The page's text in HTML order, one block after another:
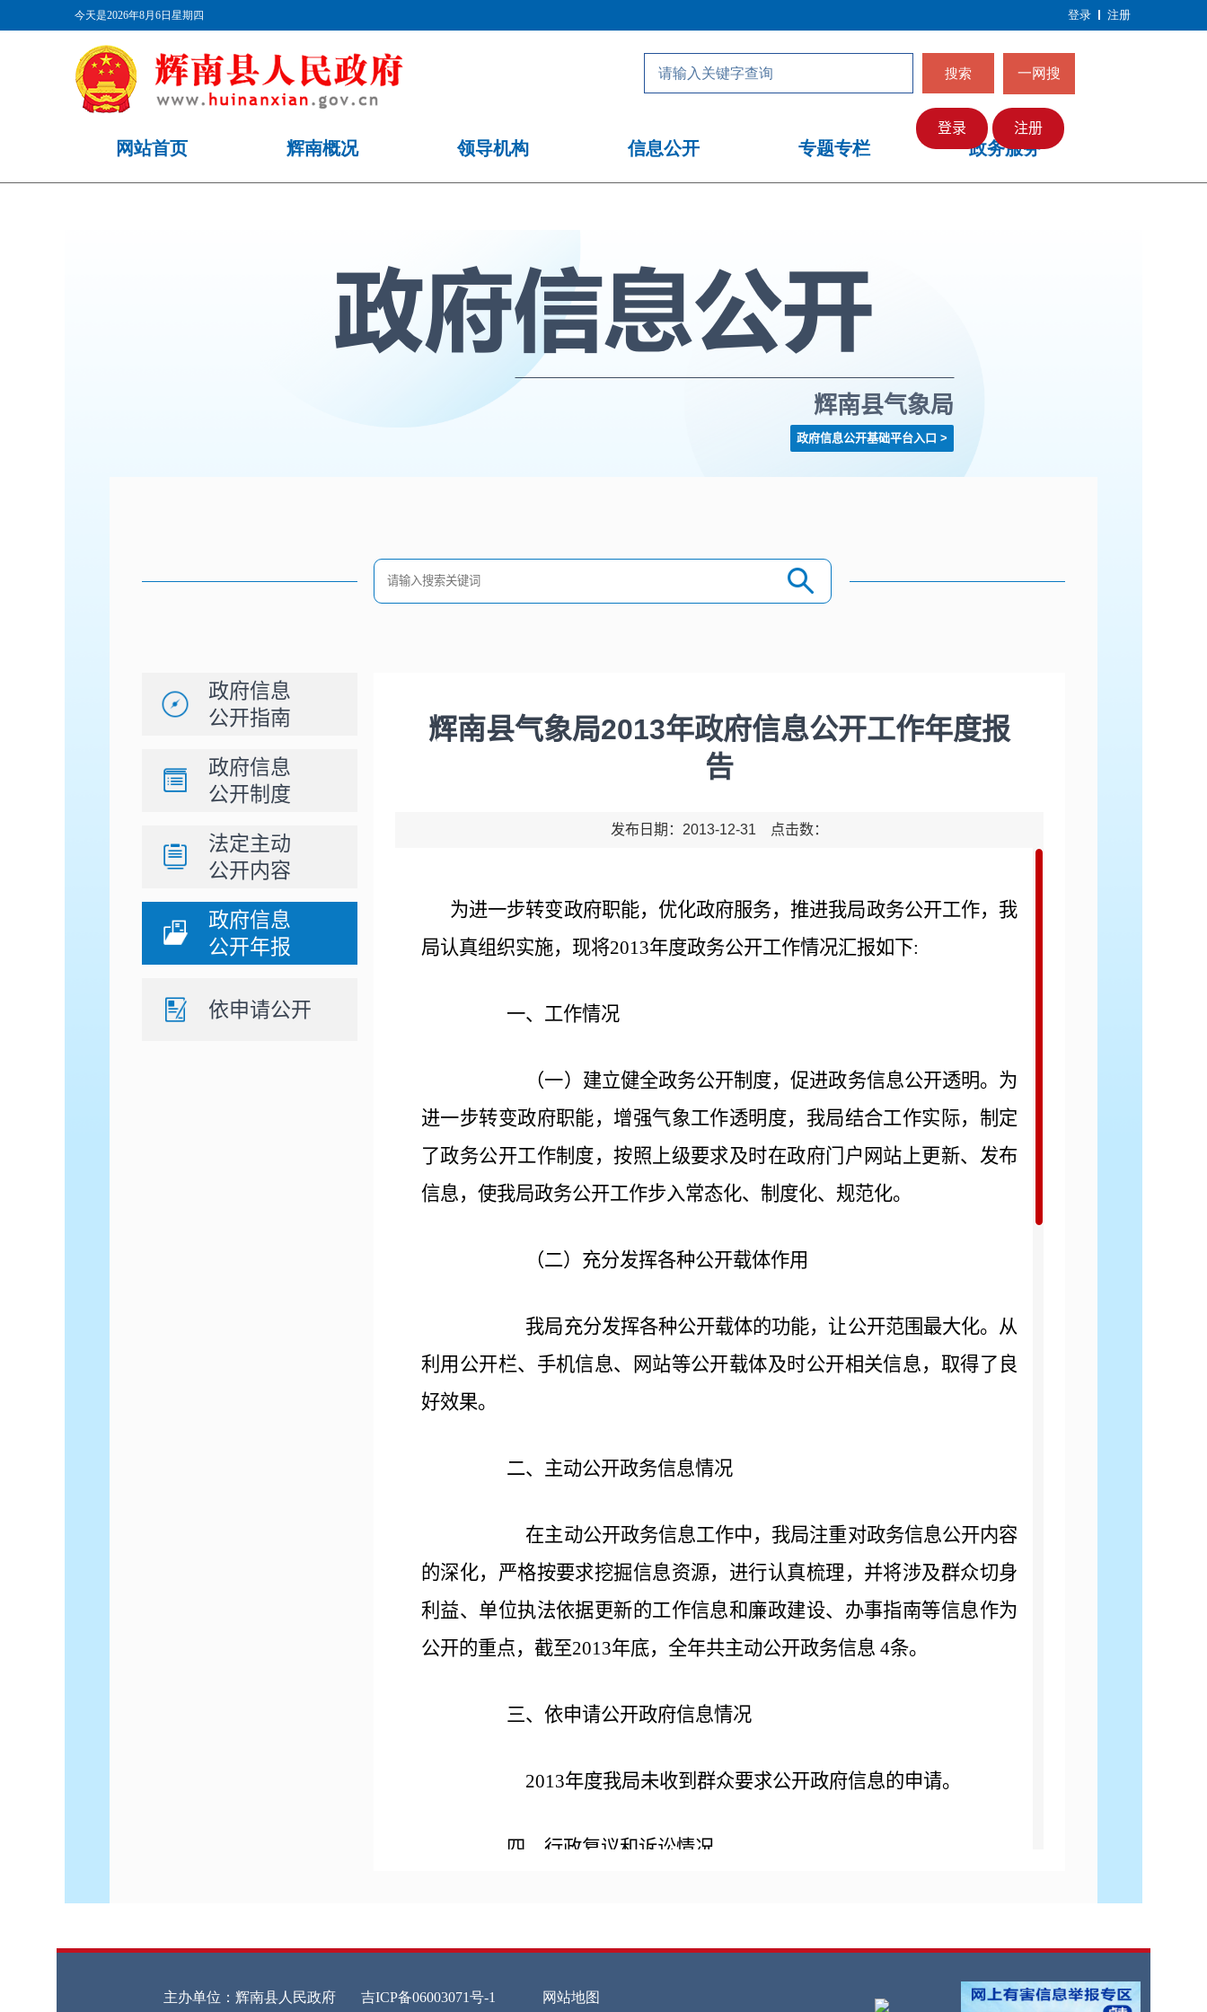
登录 注册
辉南县气象局
政府信息公开基础平台入口 >
政府信息
公开指南
政府信息
公开制度
法定主动
公开内容
政府信息
公开年报
依申请公开
辉南县气象局2013年政府信息公开工作年度报
告
发布日期：2013-12-31 点击数：
为进一步转变政府职能，优化政府服务，推进我局政务公开工作，我
局认真组织实施，现将2013年度政务公开工作情况汇报如下:
一、工作情况
（一）建立健全政务公开制度，促进政务信息公开透明。为
进一步转变政府职能，增强气象工作透明度，我局结合工作实际，制定
了政务公开工作制度，按照上级要求及时在政府门户网站上更新、发布
信息，使我局政务公开工作步入常态化、制度化、规范化。
（二）充分发挥各种公开载体作用
我局充分发挥各种公开载体的功能，让公开范围最大化。从
利用公开栏、手机信息、网站等公开载体及时公开相关信息，取得了良
好效果。
二、主动公开政务信息情况
在主动公开政务信息工作中，我局注重对政务信息公开内容
的深化，严格按要求挖掘信息资源，进行认真梳理，并将涉及群众切身
利益、单位执法依据更新的工作信息和廉政建设、办事指南等信息作为
公开的重点，截至2013年底，全年共主动公开政务信息 4条。
三、依申请公开政府信息情况
2013年度我局未收到群众要求公开政府信息的申请。
四、行政复议和诉讼情况